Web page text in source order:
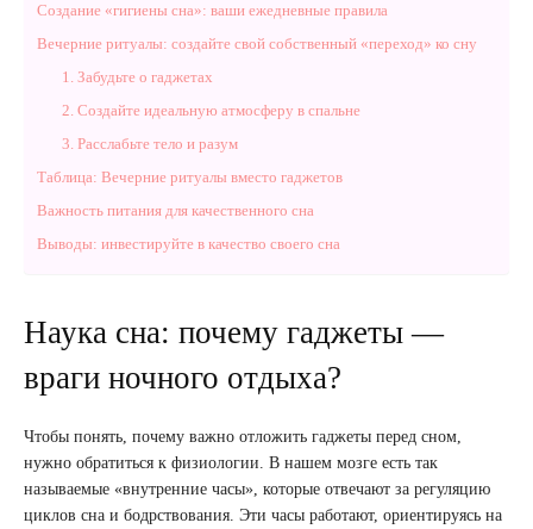
Создание «гигиены сна»: ваши ежедневные правила
Вечерние ритуалы: создайте свой собственный «переход» ко сну
1. Забудьте о гаджетах
2. Создайте идеальную атмосферу в спальне
3. Расслабьте тело и разум
Таблица: Вечерние ритуалы вместо гаджетов
Важность питания для качественного сна
Выводы: инвестируйте в качество своего сна
Наука сна: почему гаджеты —
враги ночного отдыха?
Чтобы понять, почему важно отложить гаджеты перед сном,
нужно обратиться к физиологии. В нашем мозге есть так
называемые «внутренние часы», которые отвечают за регуляцию
циклов сна и бодрствования. Эти часы работают, ориентируясь на